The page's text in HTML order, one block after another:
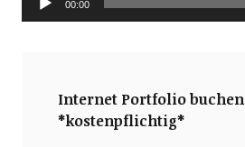
00:00
Internet Portfolio buchen
*kostenpflichtig*